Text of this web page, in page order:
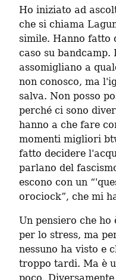
Ho iniziato ad
che si chiama
simile. Hanno fatto
caso su bandcamp.
assomigliano a
non conosco, ma
salva. Non posso
perché ci sono
hanno a che fare
momenti migliori
fatto decidere
parlano del
escono con un
orociock”, che mi
Un pensiero che
per lo stress, ma
nessuno ha visto e
troppo tardi. Ma è